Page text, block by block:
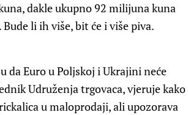
dakle ukupno 92 milijuna kuna
li ih više, bit će i više piva.
Euro u Poljskoj i Ukrajini neće
Udruženja trgovaca, vjeruje kako
u maloprodaji, ali upozorava